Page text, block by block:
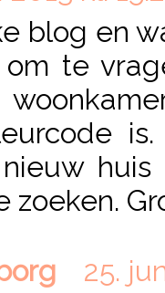
blog en
te
zoeken.
25.